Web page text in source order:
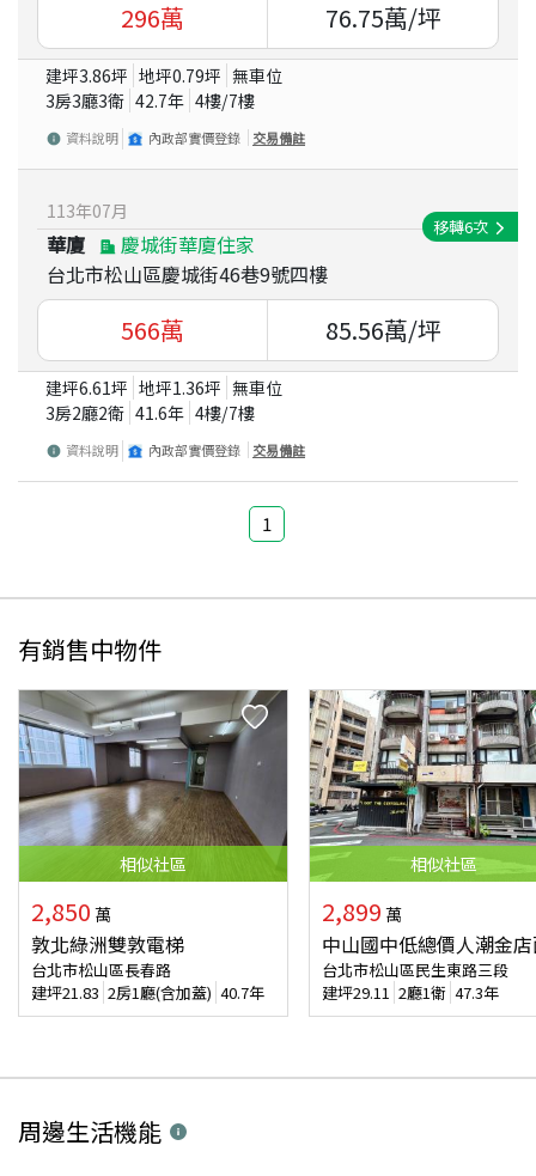
296萬 76.75萬/坪
建坪3.86坪 地坪0.79坪 無車位
3房3廳3衛 42.7年 4樓/7樓
資料說明 內政部實價登錄 交易備註
113年07月
華廈
慶城街華廈住家
台北市松山區慶城街46巷9號四樓
移轉6次
566萬 85.56萬/坪
建坪6.61坪 地坪1.36坪 無車位
3房2廳2衛 41.6年 4樓/7樓
資料說明 內政部實價登錄 交易備註
1
有銷售中物件
相似社區
2,850 萬
敦北綠洲雙敦電梯
台北市松山區長春路
建坪21.83 2房1廳(含加蓋) 40.7年
相似社區
2,899 萬
中山國中低總價人潮金
台北市松山區民生東路三段
建坪29.11 2廳1衛 47.3年
周邊生活機能